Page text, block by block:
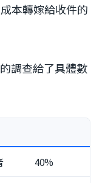
本轉嫁給收件的
調查給了具體數
40%